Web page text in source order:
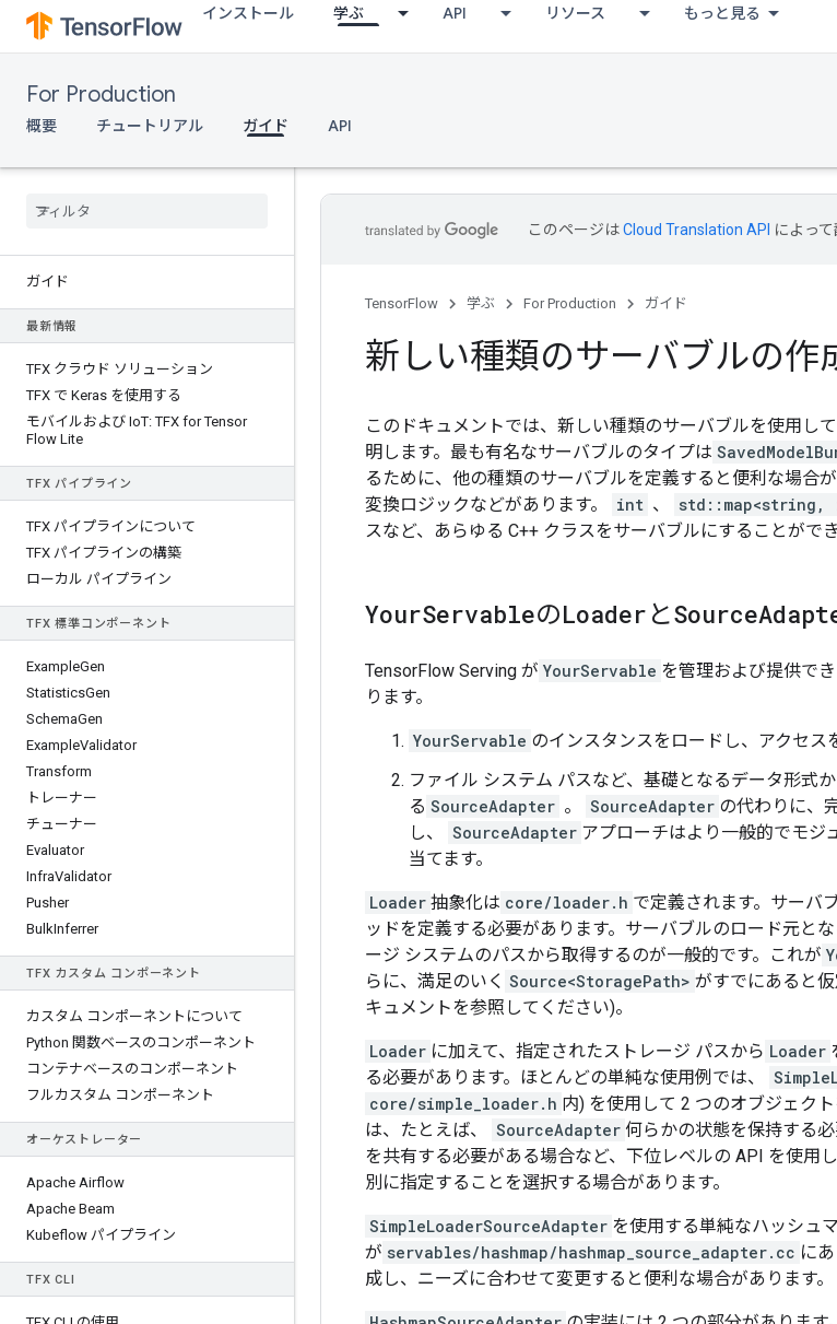
インストール 学ぶ API リソース もっと見る
For Production
概要 チュートリアル ガイド API
ガイド
最新情報
TFX クラウド ソリューション
TFX で Keras を使用する
モバイルおよび IoT: TFX for Tensor
Flow Lite
TFX パイプライン
TFX パイプラインについて
TFX パイプラインの構築
ローカル パイプライン
TFX 標準コンポーネント
ExampleGen
StatisticsGen
SchemaGen
ExampleValidator
Transform
トレーナー
チューナー
Evaluator
InfraValidator
Pusher
BulkInferrer
TFX カスタム コンポーネント
カスタム コンポーネントについて
Python 関数ベースのコンポーネント
コンテナベースのコンポーネント
フルカスタム コンポーネント
オーケストレーター
Apache Airflow
Apache Beam
Kubeflow パイプライン
TFX CLI
このページはCloud Translation API によって
TensorFlow 学ぶ For Production ガイド
新しい種類のサーバブルの作
このドキュメントでは、新しい種類のサーバブルを使用し
明します。最も有名なサーバブルのタイプは
るために、他の種類のサーバブルを定義すると便利な場合
変換ロジックなどがあります。
int 、 std::map<string,
スなど、あらゆる C++ クラスをサーバブルにすることがで
YourServableのLoader とSource
TensorFlow Serving が YourServable を管理および提供で
ります。
YourServable のインスタンスをロードし、アクセス
ファイル システム パスなど、基礎となるデータ形式
る SourceAdapter 。 SourceAdapter の代わりに、
し、
SourceAdapter アプローチはより一般的でモジ
当てます。
Loader 抽象化は core/loader.h で定義されます。サーバ
ッドを定義する必要があります。サーバブルのロード元と
ージ システムのパスから取得するのが一般的です。これが
らに、満足のいく Source<StoragePath> がすでにあると
キュメントを参照してください)。
Loader に加えて、指定されたストレージ パスから Loader
る必要があります。ほとんどの単純な使用例では、
core/simple_loader.h 内) を使用して 2 つのオブジェク
は、たとえば、
SourceAdapter 何らかの状態を保持する
を共有する必要がある場合など、下位レベルの API を使用
別に指定することを選択する場合があります。
SimpleLoaderSourceAdapter を使用する単純なハッシュ
が servables/hashmap/hashmap_source_adapter.cc に
成し、ニーズに合わせて変更すると便利な場合があります。